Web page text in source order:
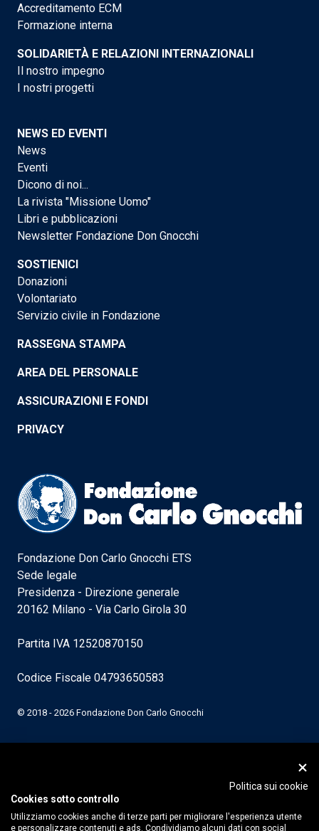
Accreditamento ECM
Formazione interna
SOLIDARIETÀ E RELAZIONI INTERNAZIONALI
Il nostro impegno
I nostri progetti
NEWS ED EVENTI
News
Eventi
Dicono di noi...
La rivista "Missione Uomo"
Libri e pubblicazioni
Newsletter Fondazione Don Gnocchi
SOSTIENICI
Donazioni
Volontariato
Servizio civile in Fondazione
RASSEGNA STAMPA
AREA DEL PERSONALE
ASSICURAZIONI E FONDI
PRIVACY
Fondazione Don Carlo Gnocchi ETS
Sede legale
Presidenza - Direzione generale
20162 Milano - Via Carlo Girola 30
Partita IVA 12520870150
Codice Fiscale 04793650583
© 2018 - 2026 Fondazione Don Carlo Gnocchi
Politica sui cookie
Cookies sotto controllo
Utilizziamo cookies anche di terze parti per migliorare l'esperienza utente
e personalizzare contenuti e ads. Condividiamo alcuni dati con social